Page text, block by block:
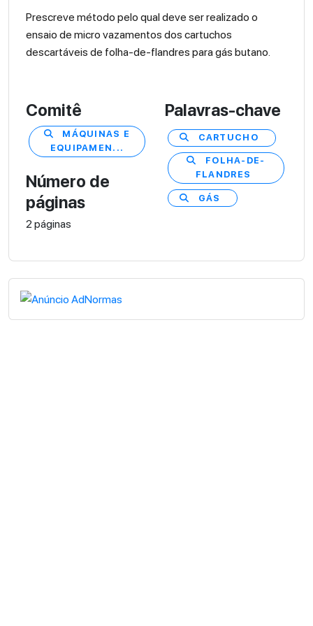
Prescreve método pelo qual deve ser realizado o
ensaio de micro vazamentos dos cartuchos
descartáveis de folha-de-flandres para gás butano.
Comitê
MÁQUINAS E
EQUIPAMEN...
Número de
páginas
2 páginas
Palavras-chave
CARTUCHO
FOLHA-DE-
FLANDRES
GÁS